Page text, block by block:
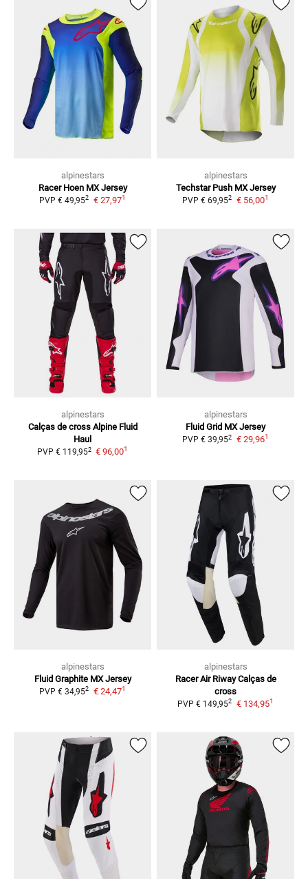
alpinestars
Racer Hoen MX Jersey
PVP € 49,952 € 27,971
alpinestars
Techstar Push MX Jersey
PVP € 69,952 € 56,001
alpinestars
Calças de cross Alpine Fluid
Haul
PVP € 119,952 € 96,001
alpinestars
Fluid Grid MX Jersey
PVP € 39,952 € 29,961
alpinestars
Fluid Graphite MX Jersey
PVP € 34,952 € 24,471
alpinestars
Racer Air Riway Calças de
cross
PVP € 149,952 € 134,951